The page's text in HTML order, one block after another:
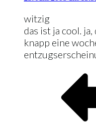
witzig
das ist ja cool.
knapp eine